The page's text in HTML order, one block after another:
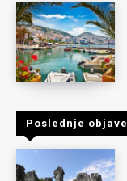
Poslednje objave